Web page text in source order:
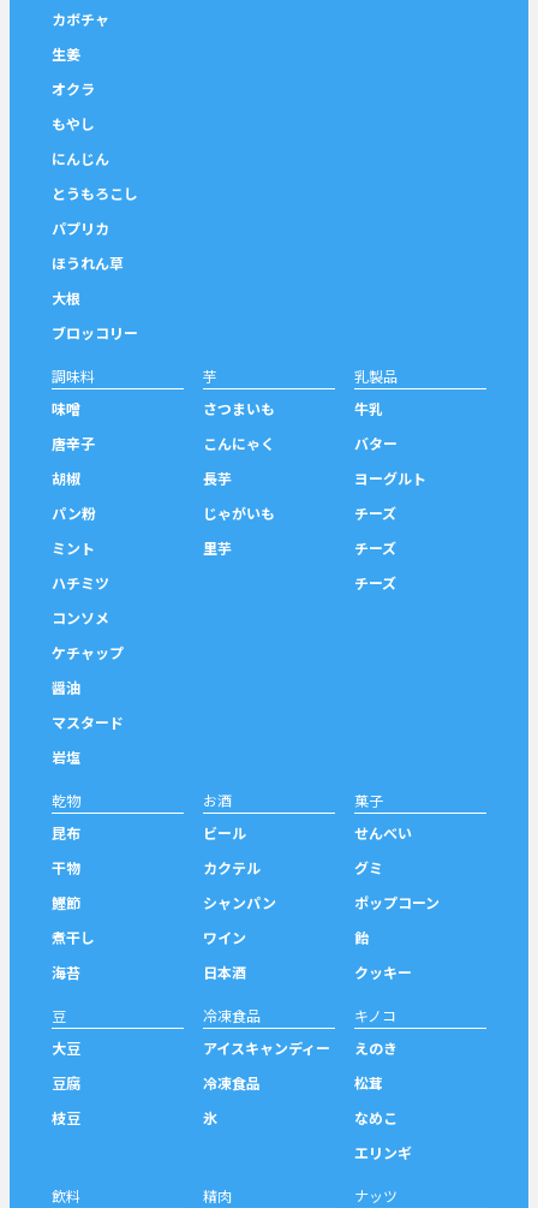
カボチャ
生姜
オクラ
もやし
にんじん
とうもろこし
パプリカ
ほうれん草
大根
ブロッコリー
調味料
味噌
唐辛子
胡椒
パン粉
ミント
ハチミツ
コンソメ
ケチャップ
醤油
マスタード
岩塩
芋
さつまいも
こんにゃく
長芋
じゃがいも
里芋
乳製品
牛乳
バター
ヨーグルト
チーズ
チーズ
チーズ
乾物
昆布
干物
鰹節
煮干し
海苔
お酒
ビール
カクテル
シャンパン
ワイン
日本酒
菓子
せんべい
グミ
ポップコーン
飴
クッキー
豆
大豆
豆腐
枝豆
冷凍食品
アイスキャンディー
冷凍食品
氷
キノコ
えのき
松茸
なめこ
エリンギ
飲料
精肉
ナッツ